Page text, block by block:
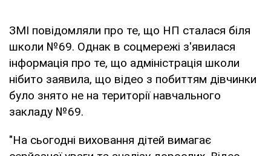
ЗМІ повідомляли про те, що НП сталася біля
школи №69. Однак в соцмережі з'явилася
інформація про те, що адміністрація школи
нібито заявила, що відео з побиттям дівчинки
було знято не на території навчального
закладу №69.
"На сьогодні виховання дітей вимагає